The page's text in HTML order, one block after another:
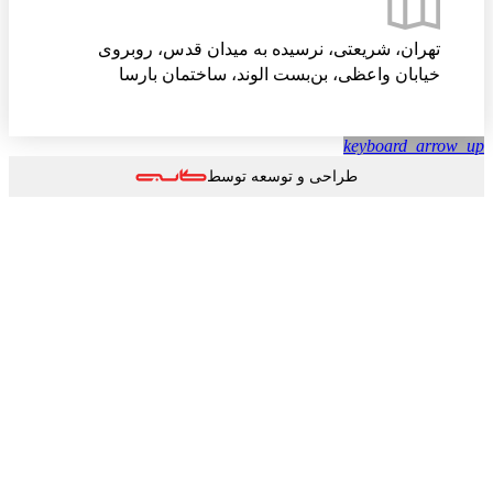
تهران، شریعتی، نرسیده به میدان قدس، روبروی
خیابان واعظی، بن‌بست الوند، ساختمان بارسا
طراحی و توسعه توسط